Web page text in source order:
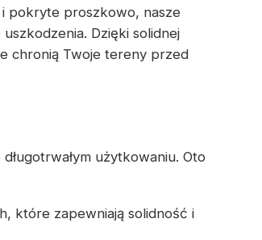
pokryte proszkowo, nasze
Dzięki solidnej
chronią Twoje tereny przed
użytkowaniu. Oto
które zapewniają solidność i